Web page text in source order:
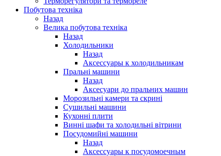
Побутова техніка
Назад
Велика побутова техніка
Назад
Холодильники
Назад
Аксессуары к холодильникам
Пральні машини
Назад
Аксесуари до пральних машин
Морозильні камери та скрині
Сушильні машини
Кухонні плити
Винні шафи та холодильні вітрини
Посудомийні машини
Назад
Аксессуары к посудомоечным